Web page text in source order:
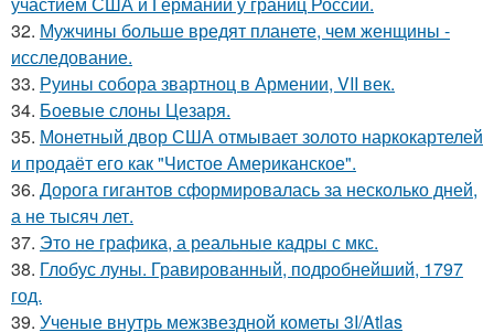
32. Мужчины больше вредят планете, чем женщины -
исследование.
33. Руины собора звартноц в Армении, VII век.
34. Боевые слоны Цезаря.
35. Монетный двор США отмывает золото наркокартелей
и продаёт его как "Чистое Американское".
36. Дорога гигантов сформировалась за несколько дней,
а не тысяч лет.
37. Это не графика, а реальные кадры с мкс.
38. Глобус луны. Гравированный, подробнейший, 1797
год.
39. Ученые внутрь межзвездной кометы 3I/Atlas